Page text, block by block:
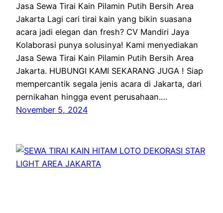
Jasa Sewa Tirai Kain Pilamin Putih Bersih Area
Jakarta Lagi cari tirai kain yang bikin suasana
acara jadi elegan dan fresh? CV Mandiri Jaya
Kolaborasi punya solusinya! Kami menyediakan
Jasa Sewa Tirai Kain Pilamin Putih Bersih Area
Jakarta. HUBUNGI KAMI SEKARANG JUGA ! Siap
mempercantik segala jenis acara di Jakarta, dari
pernikahan hingga event perusahaan.…
November 5, 2024